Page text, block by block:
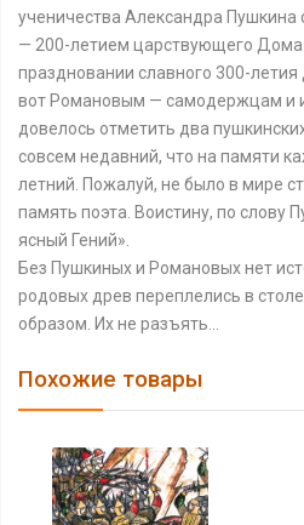
ученичества Александра Пушкина
— 200-летием царствующего
праздновании славного 300-
вот Романовым — самодержцам и
довелось отметить два
совсем недавний, что на памяти
летний. Пожалуй, не было в мире
память поэта. Воистину, по слову
ясный Гений».
Без Пушкиных и Романовых нет
родовых древ переплелись в
образом. Их не разъять…
Похожие товары